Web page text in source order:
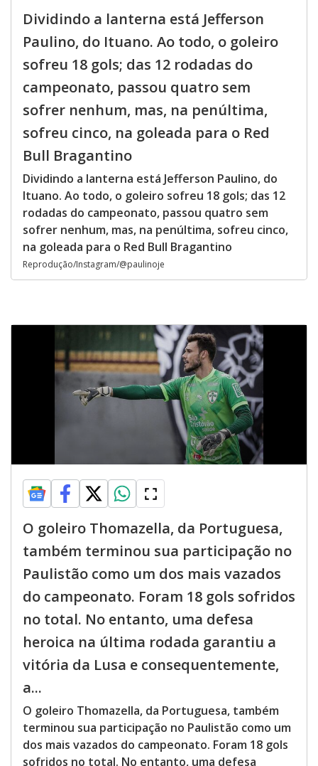
Dividindo a lanterna está Jefferson
Paulino, do Ituano. Ao todo, o goleiro
sofreu 18 gols; das 12 rodadas do
campeonato, passou quatro sem
sofrer nenhum, mas, na penúltima,
sofreu cinco, na goleada para o Red
Bull Bragantino
Dividindo a lanterna está Jefferson Paulino, do
Ituano. Ao todo, o goleiro sofreu 18 gols; das 12
rodadas do campeonato, passou quatro sem
sofrer nenhum, mas, na penúltima, sofreu cinco,
na goleada para o Red Bull Bragantino
Reprodução/Instagram/@paulinoje
O goleiro Thomazella, da Portuguesa,
também terminou sua participação no
Paulistão como um dos mais vazados
do campeonato. Foram 18 gols sofridos
no total. No entanto, uma defesa
heroica na última rodada garantiu a
vitória da Lusa e consequentemente,
a...
O goleiro Thomazella, da Portuguesa, também
terminou sua participação no Paulistão como um
dos mais vazados do campeonato. Foram 18 gols
sofridos no total. No entanto, uma defesa